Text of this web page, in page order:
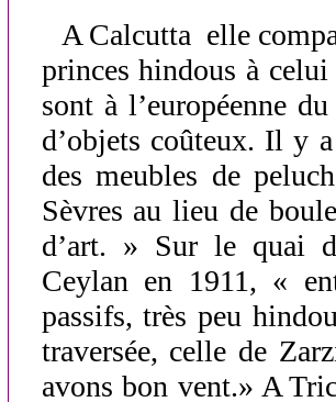
A Calcutta elle
princes hindous à
sont à l’européenne
d’objets coûteux. Il y
des meubles de
Sèvres au lieu de
d’art. » Sur le quai
Ceylan en 1911, «
passifs, très peu
traversée, celle de
avons bon vent.» A